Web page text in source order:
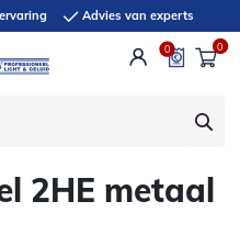
Advies van experts
0 0
2HE metaal